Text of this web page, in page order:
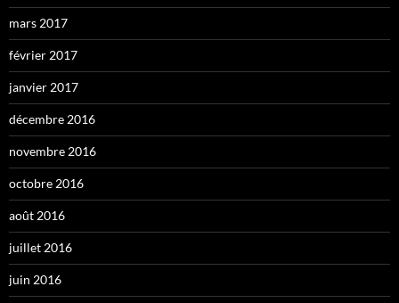
mars 2017
février 2017
janvier 2017
décembre 2016
novembre 2016
octobre 2016
août 2016
juillet 2016
juin 2016